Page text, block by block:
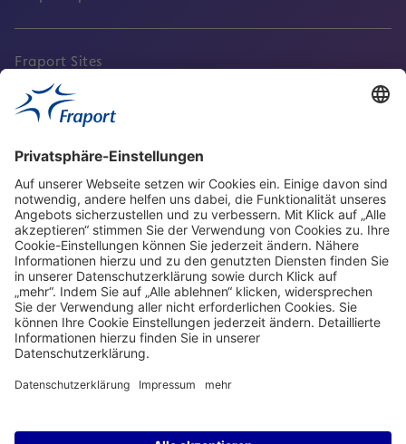
Fraport Sites
Aktuell
Service
Frankfurt Airport
properties.socialType
properties.socialType
properties.socialType
properties.socialType
Frankfurt CargoHub
properties.socialType